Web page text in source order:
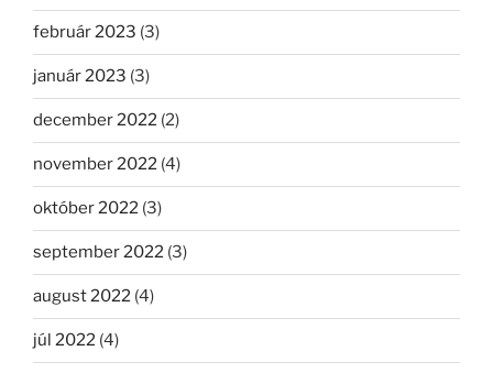
február 2023 (3)
január 2023 (3)
december 2022 (2)
november 2022 (4)
október 2022 (3)
september 2022 (3)
august 2022 (4)
júl 2022 (4)